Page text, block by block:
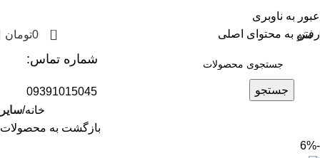
عبور به ناوبری
رفتن به محتوای اصلی
منو 0
0تومان
جستجو
شماره تماس:
09391015045
خانه سایر
بازگشت به محصولات
-6%